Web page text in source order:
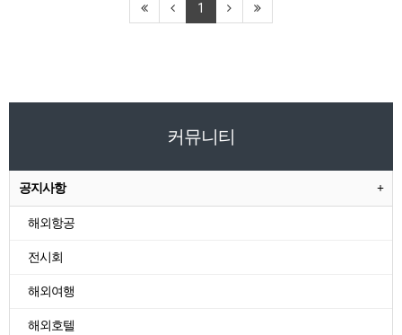
1
커뮤니티
공지사항
해외항공
전시회
해외여행
해외호텔